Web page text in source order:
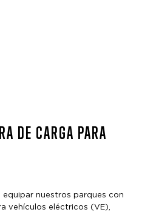
DE CARGA PARA
nuestros parques con
vehículos eléctricos (VE),